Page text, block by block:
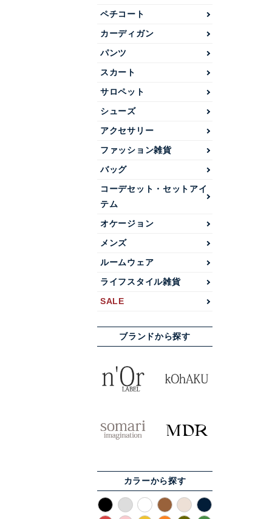
ペチコート
カーディガン
パンツ
スカート
サロペット
シューズ
アクセサリー
ファッション雑貨
バッグ
コーデセット・セットアイ
テム
オケージョン
メンズ
ルームウェア
ライフスタイル雑貨
SALE
ブランドから探す
カラーから探す